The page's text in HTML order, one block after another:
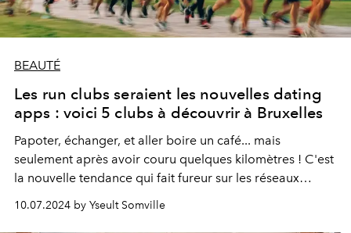
BEAUTÉ
Les run clubs seraient les nouvelles dating
apps : voici 5 clubs à découvrir à Bruxelles
Papoter, échanger, et aller boire un café... mais
seulement après avoir couru quelques kilomètres ! C'est
la nouvelle tendance qui fait fureur sur les réseaux
Bruxelles, et qui sait, y trouver l'amour.
10.07.2024 by Yseult Somville